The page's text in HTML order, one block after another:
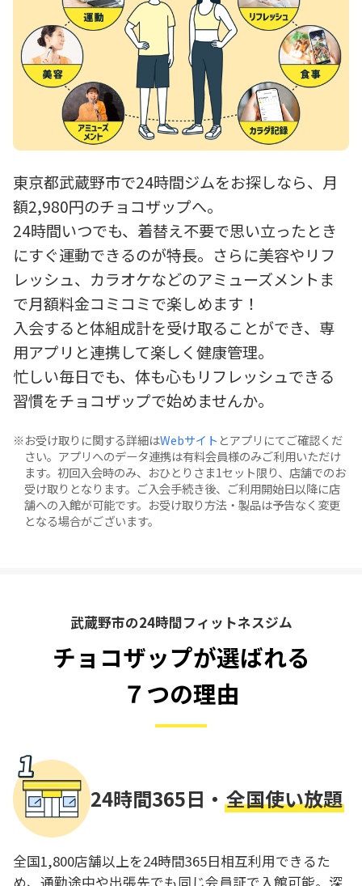
東京都武蔵野市で24時間ジムをお探しなら、月
額2,980円のチョコザップへ。
24時間いつでも、着替え不要で思い立ったとき
にすぐ運動できるのが特長。さらに美容やリフ
レッシュ、カラオケなどのアミューズメントま
で月額料金コミコミで楽しめます！
入会すると体組成計を受け取ることができ、専
用アプリと連携して楽しく健康管理。
忙しい毎日でも、体も心もリフレッシュできる
習慣をチョコザップで始めませんか。
お受け取りに関する詳細はWebサイト とアプリにてご確認くだ
さい。アプリへのデータ連携は有料会員様のみご利用いただけ
ます。初回入会時のみ、おひとりさま1セット限り、店舗でのお
受け取りとなります。ご入会手続き後、ご利用開始日以降に店
舗への入館が可能です。お受け取り方法・製品は予告なく変更
となる場合がございます。
武蔵野市の24時間フィットネスジム
チョコザップが選ばれる
７つの理由
24時間365日・ 全国使い放題
全国1,800店舗以上を24時間365日相互利用できるた